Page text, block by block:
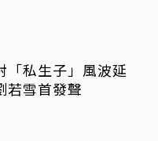
「私生子」風波延
若雪首發聲